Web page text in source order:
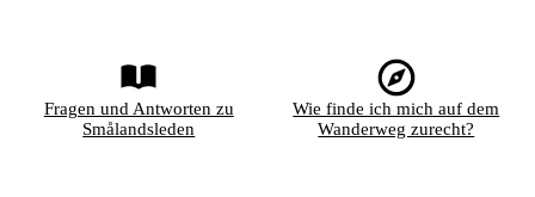
Fragen und Antworten zu
Smålandsleden
Wie finde ich mich auf dem
Wanderweg zurecht?